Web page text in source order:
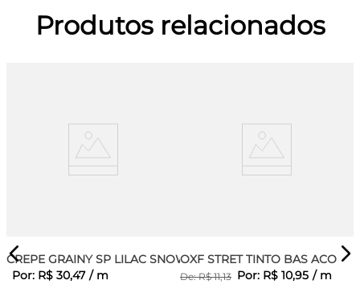
Produtos relacionados
CREPE GRAINY SP LILAC SNOW
Por: R$ 30,47 / m
OXF STRET TINTO BAS ACO
De:R$ 11,13 Por: R$ 10,95 / m